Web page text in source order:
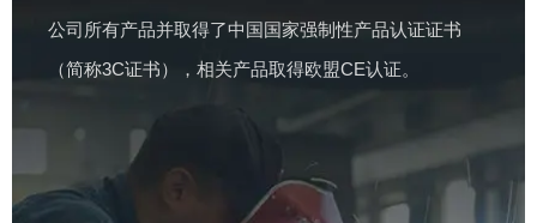
公司所有产品并取得了中国国家强制性产品认证证书
（简称3C证书），相关产品取得欧盟CE认证。